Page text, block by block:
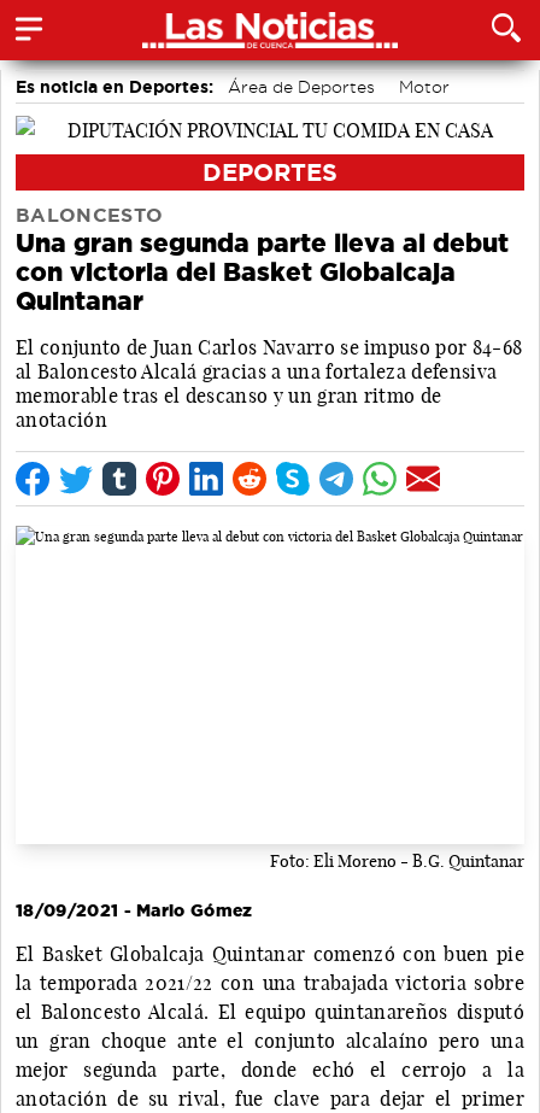
Es noticia en Deportes: Área de Deportes
Motor
Bádminton
DEPORTES
BALONCESTO
Una gran segunda parte lleva al debut
con victoria del Basket Globalcaja
Quintanar
El conjunto de Juan Carlos Navarro se impuso por 84-68
al Baloncesto Alcalá gracias a una fortaleza defensiva
memorable tras el descanso y un gran ritmo de
anotación
Foto: Eli Moreno - B.G. Quintanar
18/09/2021 - Mario Gómez
El Basket Globalcaja Quintanar comenzó con buen pie
la temporada 2021/22 con una trabajada victoria sobre
el Baloncesto Alcalá. El equipo quintanareños disputó
un gran choque ante el conjunto alcalaíno pero una
mejor segunda parte, donde echó el cerrojo a la
anotación de su rival, fue clave para dejar el primer